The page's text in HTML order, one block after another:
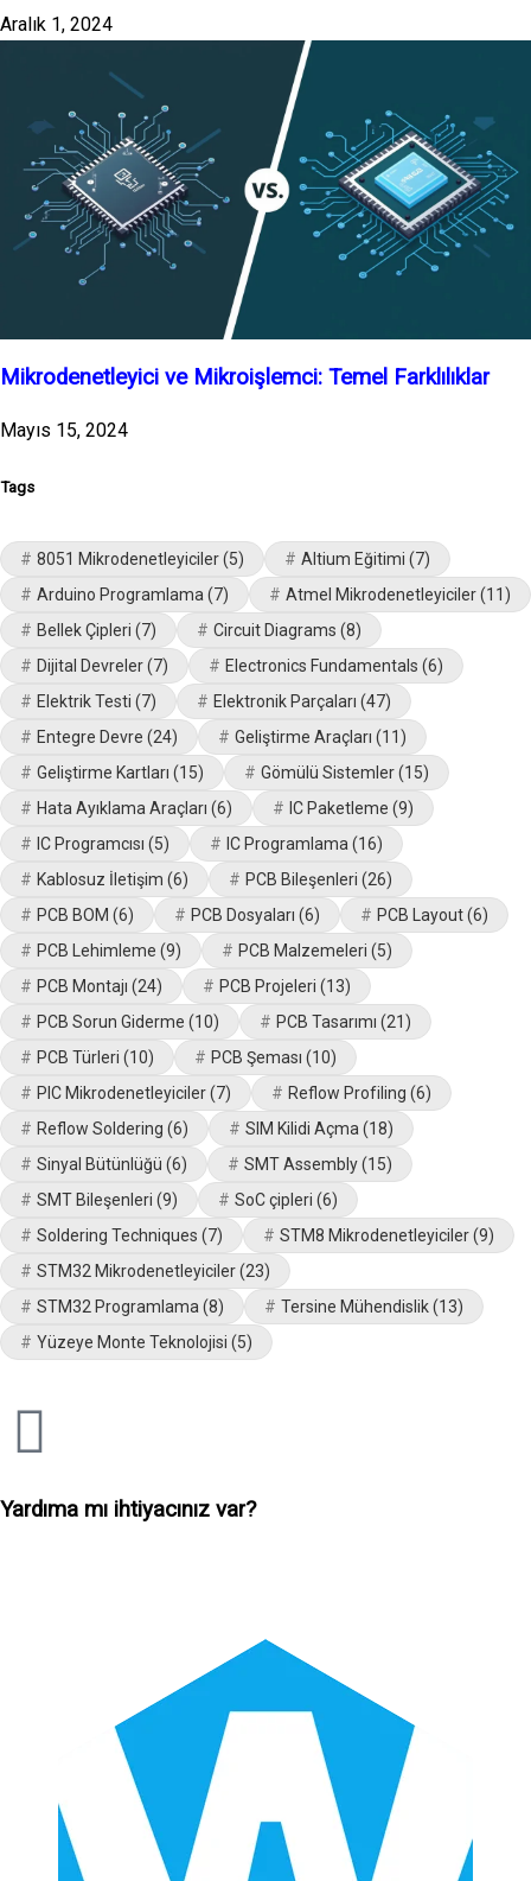
Aralık 1, 2024
Mikrodenetleyici ve Mikroişlemci: Temel Farklılıklar
Mayıs 15, 2024
Tags
8051 Mikrodenetleyiciler(5) Altium Eğitimi (7)
Arduino Programlama (7) Atmel Mikrodenetleyiciler(11)
Bellek Çipleri (7) Circuit Diagrams (8)
Dijital Devreler(7) Electronics Fundamentals (6)
Elektrik Testi (7) Elektronik Parçaları (47)
Entegre Devre (24) Geliştirme Araçları (11)
Geliştirme Kartları (15) Gömülü Sistemler(15)
Hata Ayıklama Araçları (6) IC Paketleme (9)
IC Programcısı (5) IC Programlama (16)
Kablosuz İletişim (6) PCB Bileşenleri (26)
PCB BOM (6) PCB Dosyaları (6) PCB Layout(6)
PCB Lehimleme (9) PCB Malzemeleri (5)
PCB Montajı (24) PCB Projeleri (13)
PCB Sorun Giderme (10) PCB Tasarımı (21)
PCB Türleri (10) PCB Şeması (10)
PIC Mikrodenetleyiciler(7) Reflow Profiling (6)
Reflow Soldering (6) SIM Kilidi Açma (18)
Sinyal Bütünlüğü (6) SMT Assembly(15)
SMT Bileşenleri (9) SoC çipleri (6)
Soldering Techniques (7) STM8 Mikrodenetleyiciler(9)
STM32 Mikrodenetleyiciler(23)
STM32 Programlama (8) Tersine Mühendislik(13)
Yüzeye Monte Teknolojisi (5)
Yardıma mı ihtiyacınız var?